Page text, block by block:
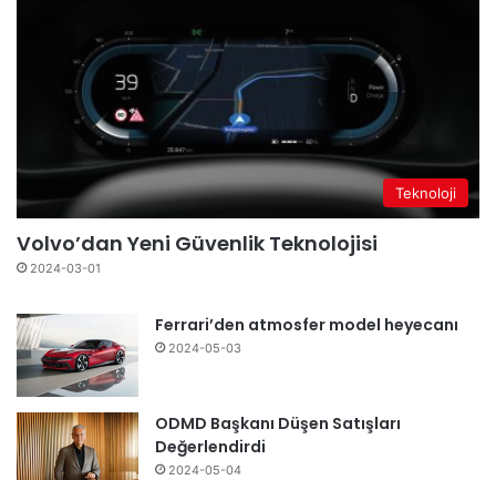
Teknoloji
Volvo’dan Yeni Güvenlik Teknolojisi
2024-03-01
Ferrari’den atmosfer model heyecanı
2024-05-03
ODMD Başkanı Düşen Satışları
Değerlendirdi
2024-05-04